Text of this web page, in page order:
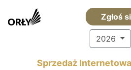
Zgłoś
2026
Sprzedaż